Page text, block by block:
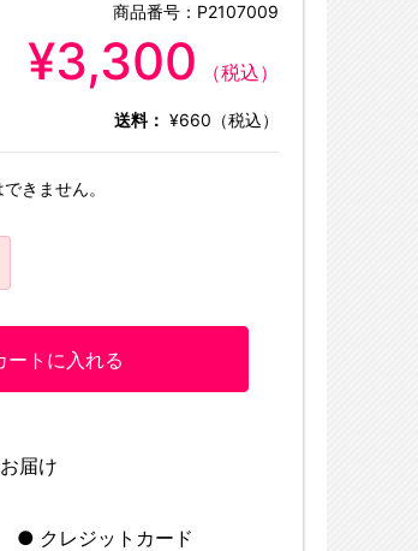
商品番号： P2107009
¥3,300 （税込）
送料： ¥660（税込）
きません。
ートに入れる
届け
クレジットカード